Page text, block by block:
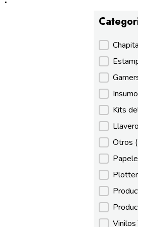
Gamers
Kits
Otros
Vinilos